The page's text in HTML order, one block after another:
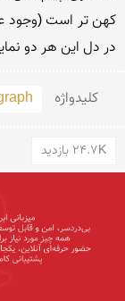
در دل این هر دو
کلید‌واژه
24.7K بازدید